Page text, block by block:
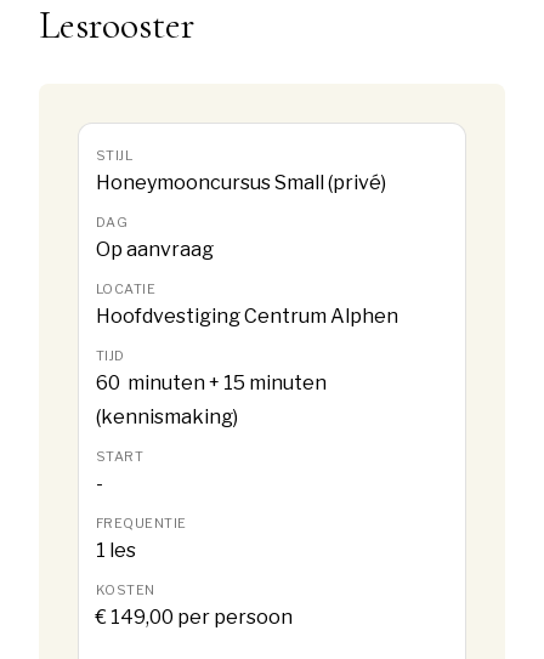
Lesrooster
Honeymooncursus Small (privé)
Op aanvraag
Hoofdvestiging Centrum Alphen
60 minuten + 15 minuten
(kennismaking)
-
1 les
€ 149,00 per persoon